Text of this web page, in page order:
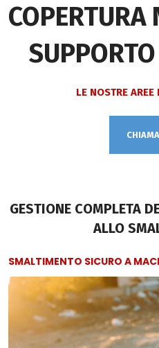
COPERTURA
LE NOSTRE
GESTIONE COMPLETA
ALLO
SMALTIMENTO SICURO A